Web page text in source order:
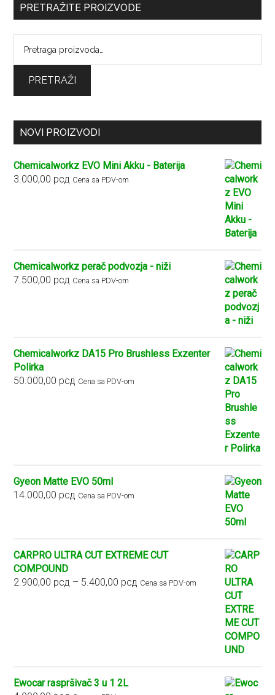
PRETRAŽITE PROIZVODE
PRETRAŽI
NOVI PROIZVODI
Chemicalworkz EVO Mini Akku - Baterija
3.000,00 рсд Cena sa PDV-om
Chemicalworkz perač podvozja - niži
7.500,00 рсд Cena sa PDV-om
Chemicalworkz DA15 Pro Brushless Exzenter
Polirka
50.000,00 рсд Cena sa PDV-om
Gyeon Matte EVO 50ml
14.000,00 рсд Cena sa PDV-om
CARPRO ULTRA CUT EXTREME CUT
COMPOUND
2.900,00 рсд – 5.400,00 рсд Raspon
Cena sa PDV-om
Ewocar raspršivač 3 u 1 2L